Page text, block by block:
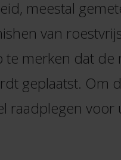
meestal
van
merken dat de
geplaatst. Om
raadplegen